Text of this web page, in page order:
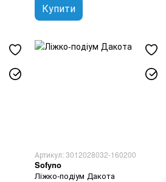
Купити
Артикул: 3012028032-160200
Sofyno
Ліжко-подіум Дакота